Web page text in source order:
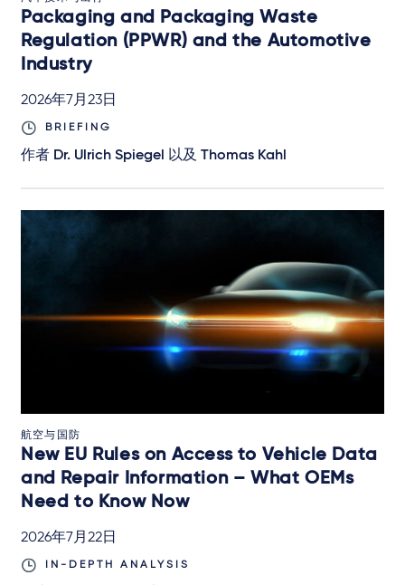
Packaging and Packaging Waste
Regulation (PPWR) and the Automotive
Industry
2026年7月23日
BRIEFING
作者 Dr. Ulrich Spiegel 以及 Thomas Kahl
航空与国防
New EU Rules on Access to Vehicle Data
and Repair Information – What OEMs
Need to Know Now
2026年7月22日
IN-DEPTH ANALYSIS